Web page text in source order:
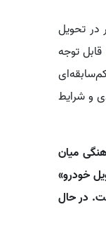
در تحویل
توجه
و شرایط
هماهنگی میان
خودرو»
در حال